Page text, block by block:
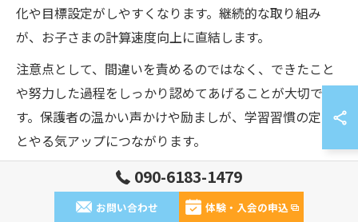
化や目標設定がしやすくなります。継続的な取り組み
が、お子さまの計算速度向上に直結します。
注意点として、間違いを責めるのではなく、できたこと
や努力した過程をしっかり認めてあげることが大切で
す。保護者の温かい声かけや励ましが、学習習慣の定着
とやる気アップにつながります。
無料ドリルで計算速度を伸ばす習慣の作り方
計算速度を伸ばすためには、無料ドリルを活用しながら
090-6183-1479
お問い合わせ 体験・入会の申込